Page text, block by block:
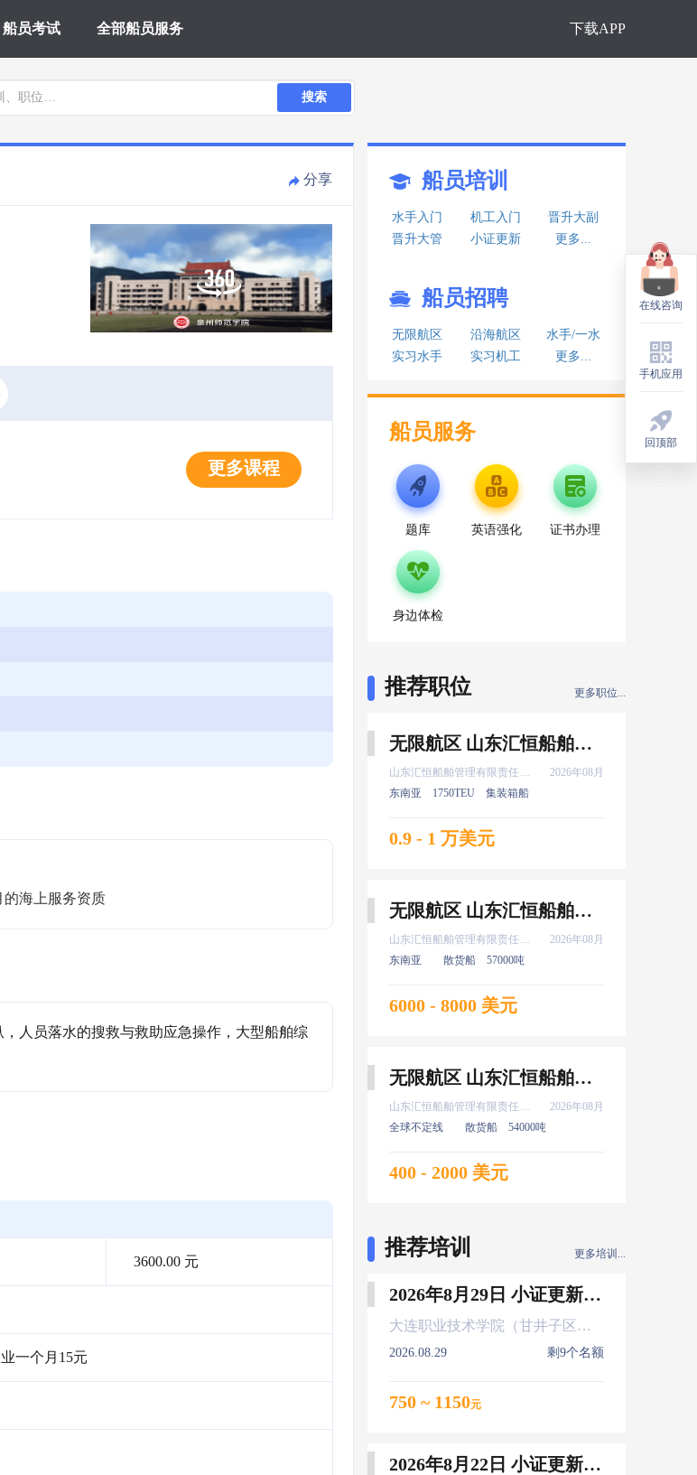
船员考试 全部船员服务 下载APP
搜索
分享
更多课程
的海上服务资质
人员落水的搜救与救助应急操作，大型船舶综
3600.00 元
一个月15元
船员培训
水手入门 机工入门
晋升大副
晋升大管
小证更新 更多...
船员招聘
无限航区 沿海航区
水手/一水
实习水手
实习机工 更多...
船员服务
题库 英语强化 证书办理
身边体检
推荐职位 更多职位...
无限航区 山东汇恒船舶管理有限责任公司 船长 8月上船
山东汇恒船舶管理有限责任公司
2026年08月
东南亚
1750TEU 集装箱船
0.9 - 1 万美元
无限航区 山东汇恒船舶管理有限责任公司 大管轮 8月上船
山东汇恒船舶管理有限责任公司
2026年08月
东南亚
散货船 57000吨
6000 - 8000 美元
无限航区 山东汇恒船舶管理有限责任公司 实习 普证 高证 新证 机工 8月上船
山东汇恒船舶管理有限责任公司
2026年08月
全球不定线
散货船 54000吨
400 - 2000 美元
推荐培训 更多培训...
2026年8月29日 小证更新 Z01Z02Z04
大连职业技术学院（甘井子区大连北站）
2026.08.29 剩9个名额
750 ~ 1150元
2026年8月22日 小证更新 Z01Z02Z04
在线咨询
手机应用
回顶部
在线咨询
手机应用
回顶部